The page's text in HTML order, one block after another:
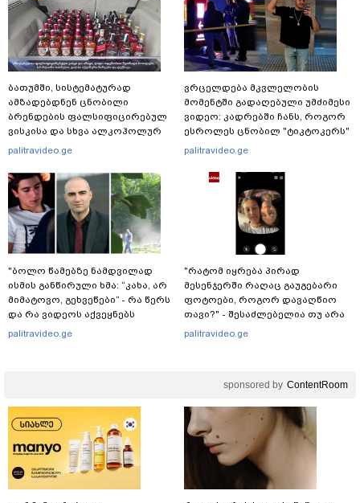
ბათუმში, სისტემატურად
ამზადებდნენ ცნობილი
ბრენდების ფალსიფიცირებულ
ვისკისა და სხვა ალკოჰოლურ
სასმელებს - რა დეტალებს
სამინისტროს საგამოძიებო
სამსახური?
palitravideo.ge
"ბოლო წამებზე ნამდვილად
ისმის განწირული ხმა: “კახა, არ
მიმატოვო, გეხვეწები” - რა წერს
და რა ვიდეოს აქვეყნებს
ადვოკატი, ტარიელ კაკაბაძე?
palitravideo.ge
ვრცელდება მკვლელობის
მომენტში გადაღებული უმძიმესი
ვიდეო: კადრებში ჩანს, როგორ
ესროლეს ცნობილ "ტიკტოკერს"
ლაივის დროს - რას ამბობს
palitravideo.ge
"რატომ იყრება პირად
მესენჯერში რაღაც გაუგებარი
ფოტოები, როგორ დავაღწიო
თავი?" - შესაძლებელია თუ არა
ამ ფუნქციის წაშლა?
palitravideo.ge
sponsored by ContentRoom